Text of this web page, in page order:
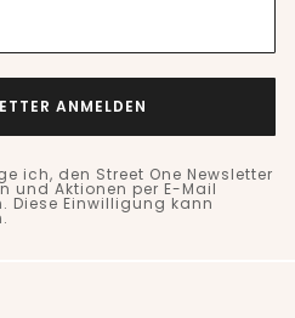
ANMELDEN
ich, den Street One Newsletter
und Aktionen per E-Mail
Diese Einwilligung kann